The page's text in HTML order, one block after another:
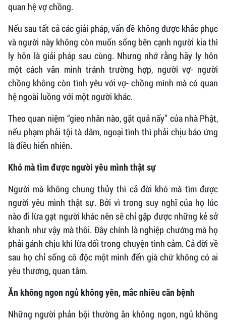
quan hệ vợ chồng.
Nếu sau tất cả các giải pháp, vấn đề không được khắc phục
và người này không còn muốn sống bên cạnh người kia thì
ly hôn là giải pháp sau cùng. Nhưng nhớ rằng hãy ly hôn
một cách văn minh tránh trường hợp, người vợ- người
chồng không còn tình yêu với vợ- chồng mình mà có quan
hệ ngoài luồng với một người khác.
Theo quan niệm “gieo nhân nào, gặt quả nấy” của nhà Phật,
nếu phạm phải tội tà dâm, ngoại tình thì phải chịu báo ứng
là điều hiển nhiên.
Khó mà tìm được người yêu mình thật sự
Người mà không chung thủy thì cả đời khó mà tìm được
người yêu mình thật sự. Bởi vì trong suy nghĩ của họ lúc
nào đi lừa gạt người khác nên sẽ chỉ gặp được những kẻ sở
khanh như vậy mà thôi. Đây chính là nghiệp chướng mà họ
phải gánh chịu khi lừa dối trong chuyện tình cảm. Cả đời về
sau họ chỉ sống cô độc một mình đến già chứ không có ai
yêu thương, quan tâm.
Ăn không ngon ngủ không yên, mắc nhiều căn bệnh
Những người phản bội thường ăn không ngon, ngủ không